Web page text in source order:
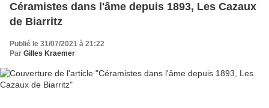
Céramistes dans l'âme depuis 1893, Les Cazaux
de Biarritz
Publié le 31/07/2021 à 21:22
Par Gilles Kraemer